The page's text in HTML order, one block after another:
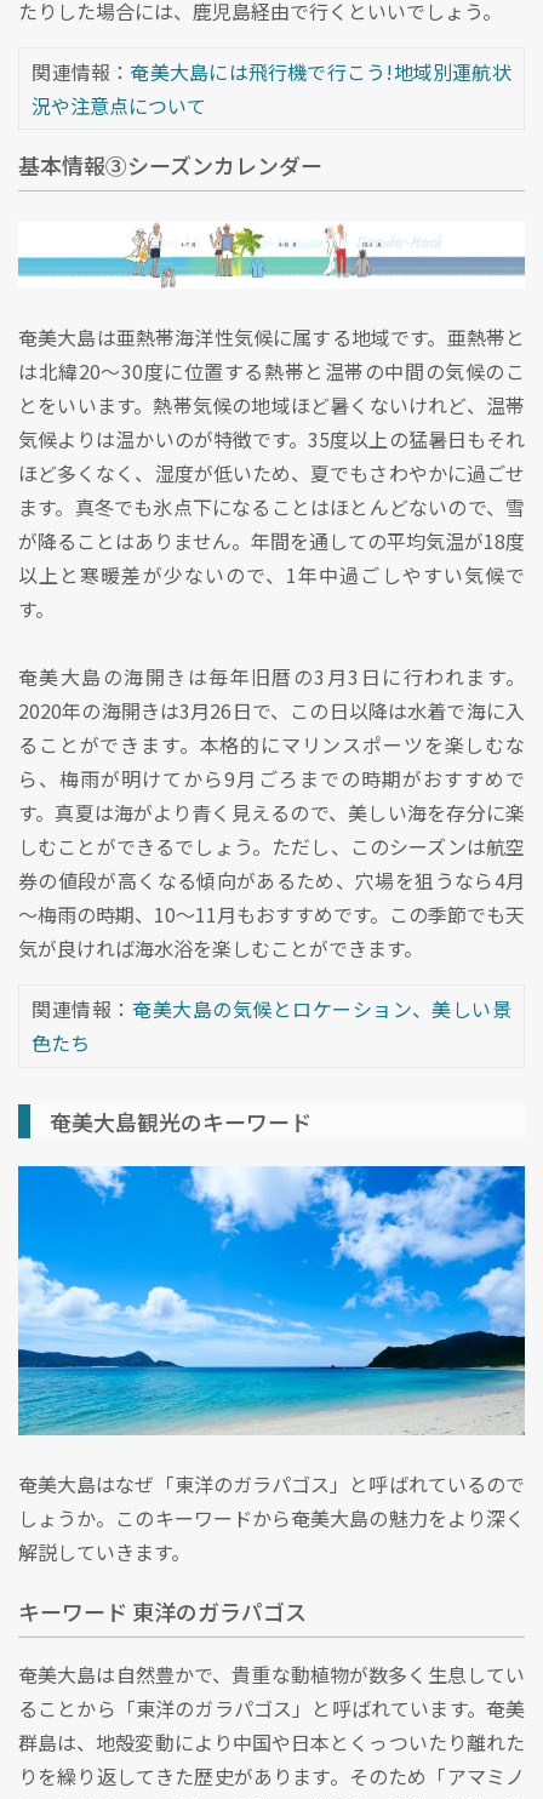
たりした場合には、鹿児島経由で行くといいでしょう。
関連情報： 奄美大島には飛行機で行こう!地域別運航状
況や注意点について
基本情報③シーズンカレンダー
奄美大島は亜熱帯海洋性気候に属する地域です。亜熱帯と
は北緯20～30度に位置する熱帯と温帯の中間の気候のこ
とをいいます。熱帯気候の地域ほど暑くないけれど、温帯
気候よりは温かいのが特徴です。35度以上の猛暑日もそれ
ほど多くなく、湿度が低いため、夏でもさわやかに過ごせ
ます。真冬でも氷点下になることはほとんどないので、雪
が降ることはありません。年間を通しての平均気温が18度
以上と寒暖差が少ないので、1年中過ごしやすい気候で
す。
奄美大島の海開きは毎年旧暦の3月3日に行われます。
2020年の海開きは3月26日で、この日以降は水着で海に入
ることができます。本格的にマリンスポーツを楽しむな
ら、梅雨が明けてから9月ごろまでの時期がおすすめで
す。真夏は海がより青く見えるので、美しい海を存分に楽
しむことができるでしょう。ただし、このシーズンは航空
券の値段が高くなる傾向があるため、穴場を狙うなら4月
～梅雨の時期、10～11月もおすすめです。この季節でも天
気が良ければ海水浴を楽しむことができます。
関連情報： 奄美大島の気候とロケーション、美しい景
色たち
奄美大島観光のキーワード
奄美大島はなぜ「東洋のガラパゴス」と呼ばれているので
しょうか。このキーワードから奄美大島の魅力をより深く
解説していきます。
キーワード 東洋のガラパゴス
奄美大島は自然豊かで、貴重な動植物が数多く生息してい
ることから「東洋のガラパゴス」と呼ばれています。奄美
群島は、地殻変動により中国や日本とくっついたり離れた
りを繰り返してきた歴史があります。そのため「アマミノ